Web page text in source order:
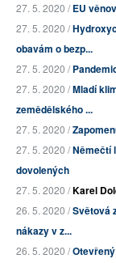
27. 5. 2020 /EU
27. 5. 2020 /
obavám o bezp...
27. 5. 2020 /
27. 5. 2020 /Mladí
zemědělského ...
27. 5. 2020 /
27. 5. 2020 /Němečtí
dovolených
27. 5. 2020 /Karel
26. 5. 2020 /Světová
nákazy v z...
26. 5. 2020 /